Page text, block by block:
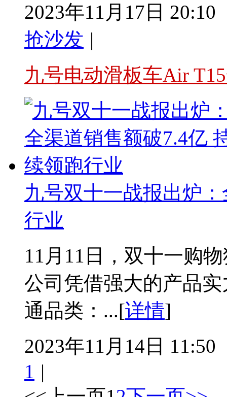
2023年11月17日 20:10
抢沙发 |
九号电动滑板车Air
九号双十一战报出炉
行业
11月11日，双十一购
公司凭借强大的产品
通品类：...[详情]
2023年11月14日 11:50
1 |